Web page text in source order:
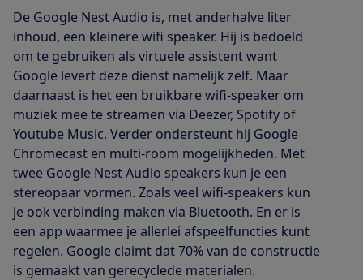
De Google Nest Audio is, met anderhalve liter
inhoud, een kleinere wifi speaker. Hij is bedoeld
om te gebruiken als virtuele assistent want
Google levert deze dienst namelijk zelf. Maar
daarnaast is het een bruikbare wifi-speaker om
muziek mee te streamen via Deezer, Spotify of
Youtube Music. Verder ondersteunt hij Google
Chromecast en multi-room mogelijkheden. Met
twee Google Nest Audio speakers kun je een
stereopaar vormen. Zoals veel wifi-speakers kun
je ook verbinding maken via Bluetooth. En er is
een app waarmee je allerlei afspeelfuncties kunt
regelen. Google claimt dat 70% van de constructie
is gemaakt van gerecyclede materialen.